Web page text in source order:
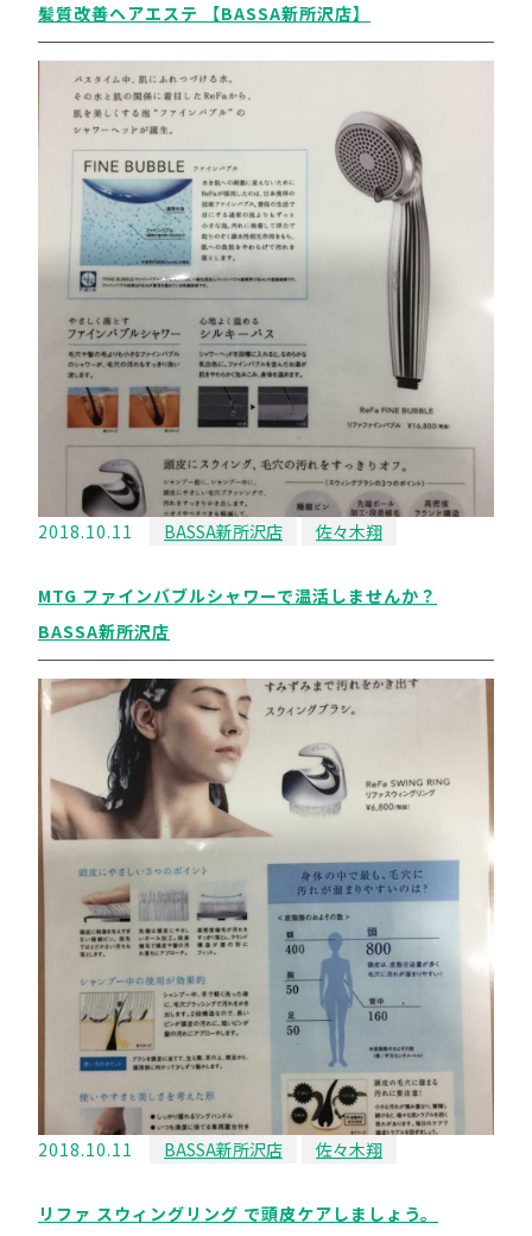
髪質改善ヘアエステ 【BASSA新所沢店】
2018.10.11 BASSA新所沢店 佐々木翔
MTG ファインバブルシャワーで温活しませんか？
BASSA新所沢店
2018.10.11 BASSA新所沢店 佐々木翔
リファ スウィングリング で頭皮ケアしましょう。